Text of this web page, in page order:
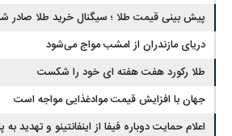
ادامه دارد
پیش بینی قیمت طلا ؛ سیگنال خرید طلا صادر
برای رکورد جدید
دریای مازندران از امشب مواج می‌شود
طلا رکورد هفت هفته ای خود را شکست
جهان با افزایش قیمت موادغذایی مواجه است
اعلام حمایت دوباره فیفا از اینفانتینو و تهدید